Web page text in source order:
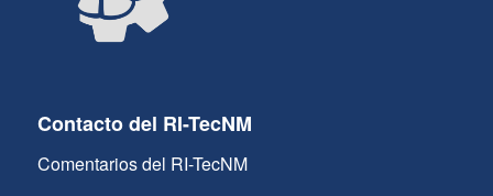
Contacto del RI-TecNM
Comentarios del RI-TecNM